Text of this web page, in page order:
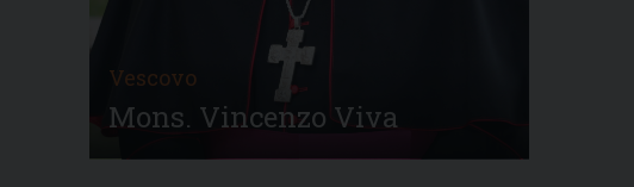
Vescovo
Mons. Vincenzo Viva